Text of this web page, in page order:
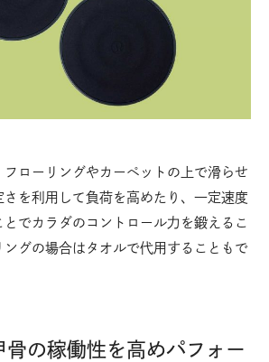
ローリングやカーペットの上で滑らせ
を利用して負荷を高めたり、一定速度
でカラダのコントロール力を鍛えるこ
ングの場合はタオルで代用することもで
の稼働性を高めパフォー